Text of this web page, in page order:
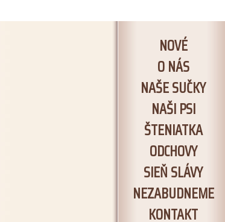
NOVÉ
O NÁS
NAŠE SUČKY
NAŠI PSI
ŠTENIATKA
ODCHOVY
SIEŇ SLÁVY
NEZABUDNEME
KONTAKT